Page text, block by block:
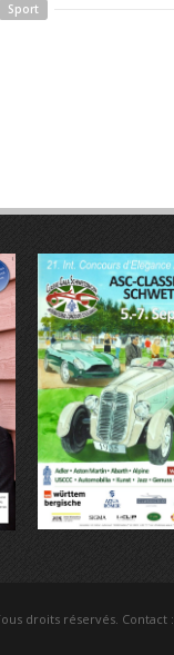
Sport
droits réservés. Contact :